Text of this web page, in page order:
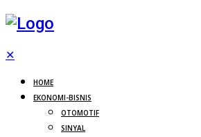
✕
HOME
EKONOMI-BISNIS
OTOMOTIF
SINYAL